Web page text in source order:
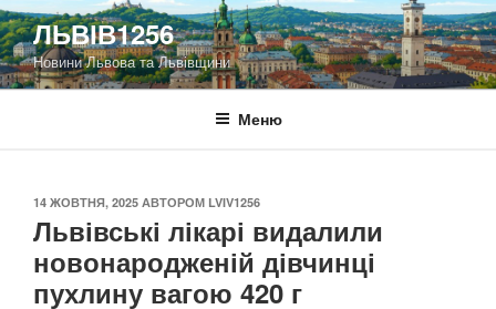
Перейти
до
вмісту
ЛЬВІВ1256
Новини Львова та Львівщини
Меню
ОПУБЛІКОВАНО
14 ЖОВТНЯ, 2025 АВТОРОМ LVIV1256
Львівські лікарі видалили
новонародженій дівчинці
пухлину вагою 420 г